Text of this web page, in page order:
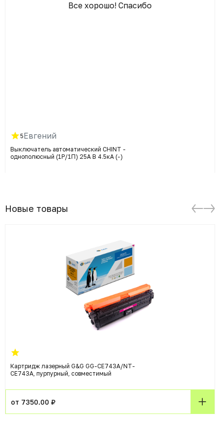
Все хорошо! Спасибо
5Евгений
Выключатель автоматический CHINT -
однополюсный (1P/1П) 25A B 4.5кА (-)
Новые товары
Картридж лазерный G&G GG-CE743A/NT-
CE743A, пурпурный, совместимый
от 7350.00 ₽